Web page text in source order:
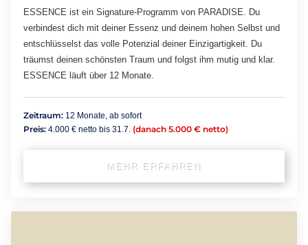
ESSENCE ist ein Signature-Programm von PARADISE. Du
verbindest dich mit deiner Essenz und deinem hohen Selbst und
entschlüsselst das volle Potenzial deiner Einzigartigkeit. Du
träumst deinen schönsten Traum und folgst ihm mutig und klar.
ESSENCE läuft über 12 Monate.
Zeitraum: 12 Monate, ab sofort
Preis: 4.000 € netto bis 31.7. (danach 5.000 € netto)
MEHR ERFAHREN